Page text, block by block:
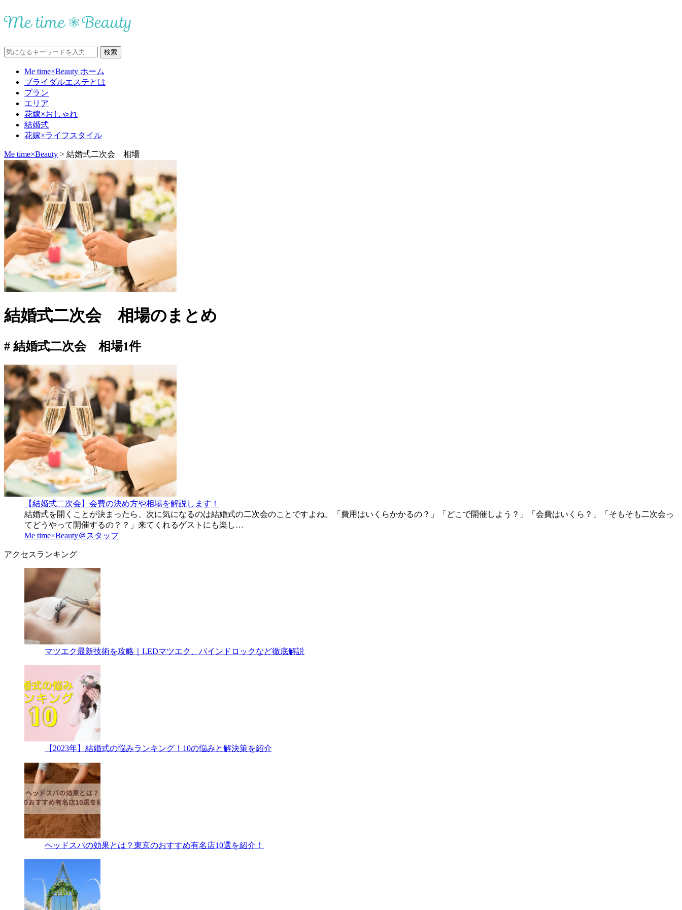
Me time×Beauty ホーム
ブライダルエステとは
プラン
エリア
花嫁×おしゃれ
結婚式
花嫁×ライフスタイル
Me time×Beauty > 結婚式二次会 相場
結婚式二次会 相場のまとめ
# 結婚式二次会 相場1件
【結婚式二次会】会費の決め方や相場を解説します！
結婚式を開くことが決まったら、次に気になるのは結婚式の二次会のことですよね。「費用はいくらかかるの？」「どこで開催しよう？」「会費はいくら？」「そもそも二次会っ
てどうやって開催するの？？」来てくれるゲストにも楽し…
Me time×Beauty＠スタッフ
アクセスランキング
マツエク最新技術を攻略｜LEDマツエク、バインドロックなど徹底解説
【2023年】結婚式の悩みランキング！10の悩みと解決策を紹介
ヘッドスパの効果とは？東京のおすすめ有名店10選を紹介！